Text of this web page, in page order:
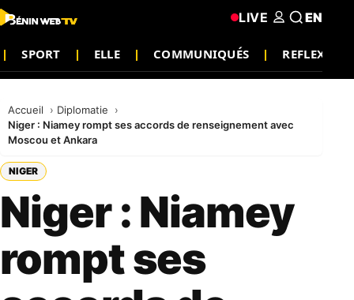
SPORT ELLE COMMUNIQUÉS REFLEXION
LIVE EN
Accueil
Diplomatie
Niger : Niamey rompt ses accords de renseignement avec
Moscou et Ankara
NIGER
Niger : Niamey
rompt ses